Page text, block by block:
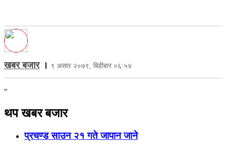
खबर बजार। ९ असार २०७९, बिहीबार ०६:५४
"
थप खबर बजार
प्रचण्ड साउन २१ गते जापान जाने